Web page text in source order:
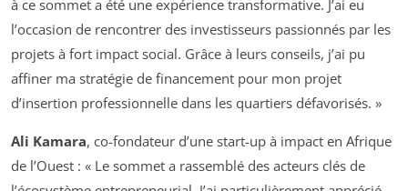
à ce sommet a été une expérience transformative. J’ai eu
l’occasion de rencontrer des investisseurs passionnés par les
projets à fort impact social. Grâce à leurs conseils, j’ai pu
affiner ma stratégie de financement pour mon projet
d’insertion professionnelle dans les quartiers défavorisés. »
Ali Kamara, co-fondateur d’une start-up à impact en Afrique
de l’Ouest : « Le sommet a rassemblé des acteurs clés de